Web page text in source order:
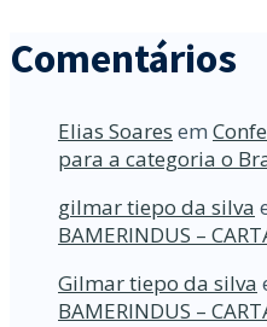
Comentários
Elias Soares em
para a categoria o
gilmar tiepo da silva
BAMERINDUS –
Gilmar tiepo da silva
BAMERINDUS –